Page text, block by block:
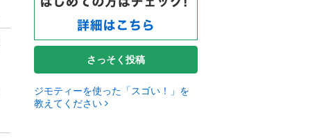
さっそく投稿
ジモティーを使った「スゴい！」を
教えてください